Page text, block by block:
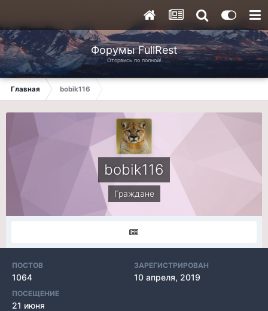
Форумы FullRest
Оторвись по полной!
Главная bobik116
bobik116
Граждане
ПОСТОВ
1064
ЗАРЕГИСТРИРОВАН
10 апреля, 2019
ПОСЕЩЕНИЕ
21 июня